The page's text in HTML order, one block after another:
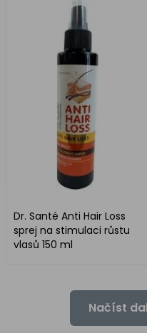
Dr. Santé Anti Hair Loss
sprej na stimulaci růstu
vlasů 150 ml
Načíst